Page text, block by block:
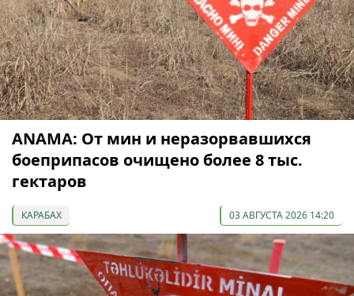
ANAMA: От мин и неразорвавшихся
боеприпасов очищено более 8 тыс.
гектаров
КАРАБАХ 03 АВГУСТА 2026 14:20